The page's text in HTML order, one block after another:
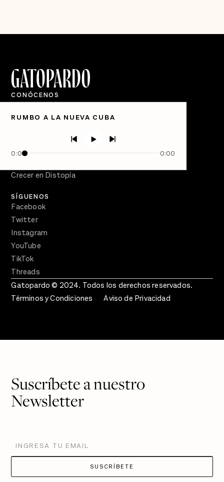
RUMBO A LA NUEVA CUBA
0:00 0:00
CONÓCENOS
Quiénes Somos
Directorio
Semanario Gatopardo
Crecer en Distopía
SÍGUENOS
Facebook
Twitter
Instagram
YouTube
TikTok
Threads
Gatopardo © 2024. Todos los derechos reservados.
Términos y Condiciones
Aviso de Privacidad
Suscríbete a nuestro
Newsletter